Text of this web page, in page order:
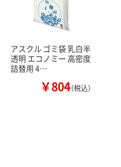
アスクル ゴミ袋 乳白半
透明 エコノミー 高密度
詰替用 4…
￥804（税込）